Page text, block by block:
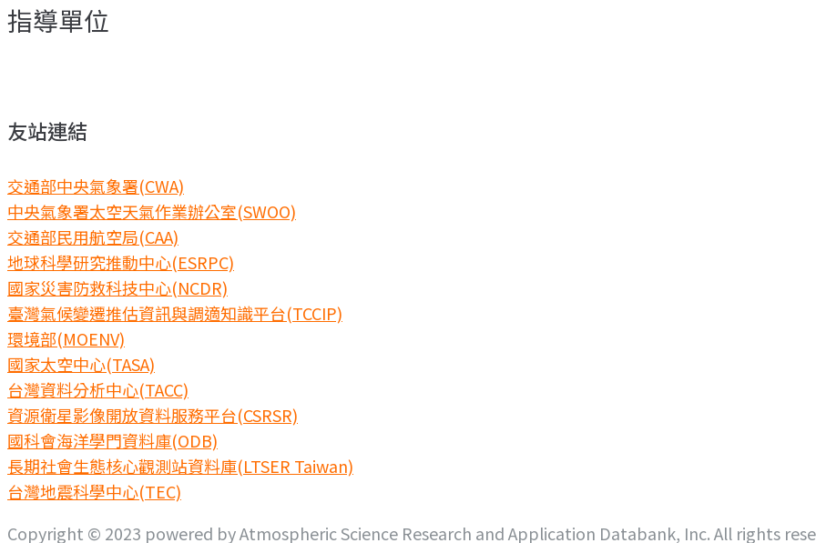
指導單位
友站連結
交通部中央氣象署(CWA)
中央氣象署太空天氣作業辦公室(SWOO)
交通部民用航空局(CAA)
地球科學研究推動中心(ESRPC)
國家災害防救科技中心(NCDR)
臺灣氣候變遷推估資訊與調適知識平台(TCCIP)
環境部(MOENV)
國家太空中心(TASA)
台灣資料分析中心(TACC)
資源衛星影像開放資料服務平台(CSRSR)
國科會海洋學門資料庫(ODB)
長期社會生態核心觀測站資料庫(LTSER Taiwan)
台灣地震科學中心(TEC)
Copyright © 2023 powered by Atmospheric Science Research and Application Databank, Inc. All rights